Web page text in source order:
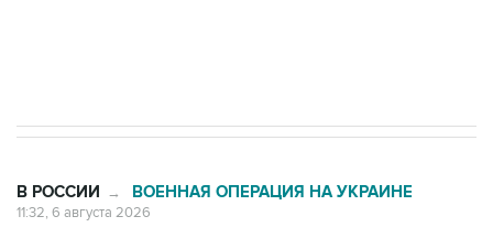
В РОССИИ → ВОЕННАЯ ОПЕРАЦИЯ НА УКРАИНЕ
11:32, 6 августа 2026